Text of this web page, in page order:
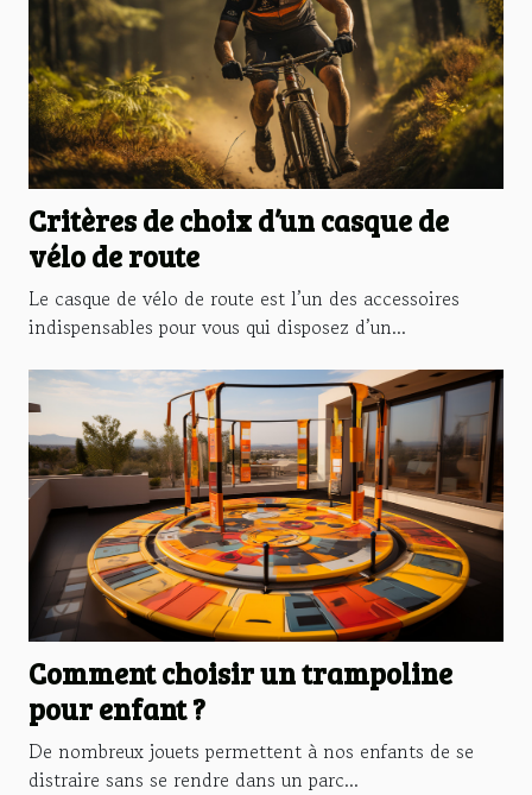
Critères de choix d’un casque de
vélo de route
Le casque de vélo de route est l’un des accessoires
indispensables pour vous qui disposez d’un...
Comment choisir un trampoline
pour enfant ?
De nombreux jouets permettent à nos enfants de se
distraire sans se rendre dans un parc...